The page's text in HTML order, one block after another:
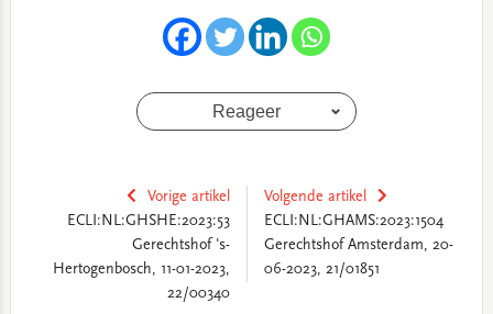
Reageer
Vorige artikel
ECLI:NL:GHSHE:2023:53
Gerechtshof 's-
Hertogenbosch, 11-01-2023,
22/00340
Volgende artikel
ECLI:NL:GHAMS:2023:1504
Gerechtshof Amsterdam, 20-
06-2023, 21/01851